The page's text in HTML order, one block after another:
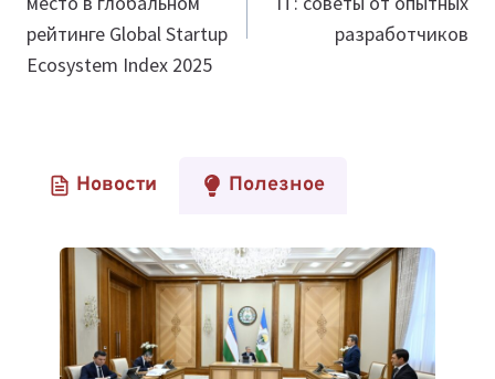
записям
рейтинге Global Startup
Ecosystem Index 2025
разработчиков
Новости Полезное